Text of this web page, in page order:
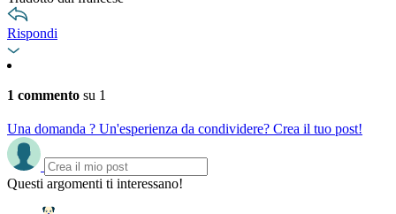
Rispondi
1 commento su 1
Una domanda ? Un'esperienza da condividere? Crea il tuo post!
Questi argomenti ti interessano!